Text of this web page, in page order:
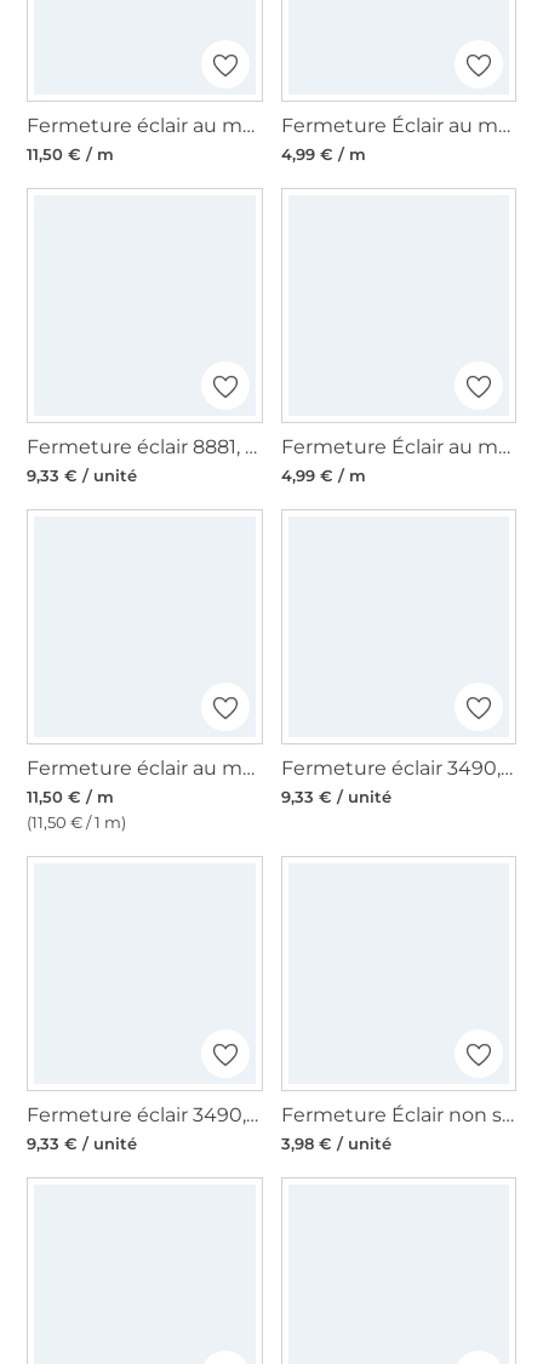
Fermeture éclair au mètre, rose pâle
11,50 € / m
Fermeture Éclair au mètre non séparable plastique à spirale, bleu clair
4,99 € / m
Fermeture éclair 8881, bleu marine
9,33 € / unité
Fermeture Éclair au mètre non séparable plastique à spirale, terracotta
4,99 € / m
Fermeture éclair au mètre, noir – argent
11,50 € / m
(11,50 € / 1 m)
Fermeture éclair 3490, blanc
9,33 € / unité
Fermeture éclair 3490, noir
9,33 € / unité
Fermeture Éclair non séparable 1 mètre, lilas/or
3,98 € / unité